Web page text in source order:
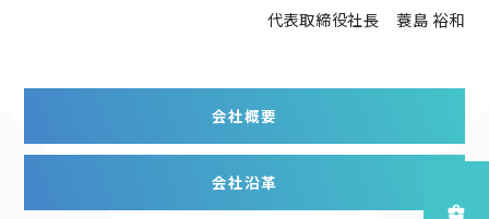
代表取締役社長 蓑島 裕和
会社概要
会社沿革